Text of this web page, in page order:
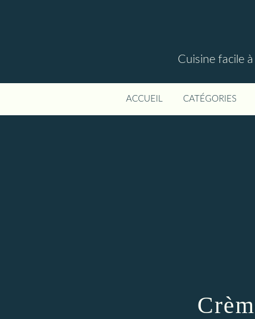
Cuisine facile
ACCUEIL CATÉGORIES